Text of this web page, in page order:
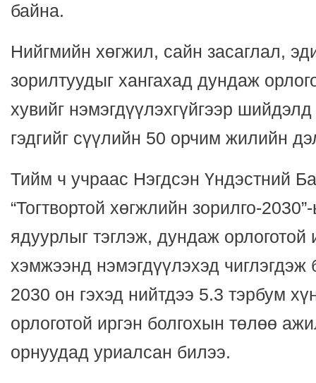
байна.
Нийгмийн хөгжил, сайн засаглал,
зорилтуудыг хангахад дундаж
хувийг нэмэгдүүлэхгүйгээр
гэдгийг сүүлийн 50 орчим жилийн
Тийм ч учраас Нэгдсэн Үндэстний
“Тогтвортой хөгжлийн зорилго-
ядуурлыг тэглэж, дундаж орлоготой
хэмжээнд нэмэгдүүлэхэд чиглэгдэж
2030 он гэхэд нийтдээ 5.3 тэрбум
орлоготой иргэн болгохын төлөө
орнуудад уриалсан билээ.